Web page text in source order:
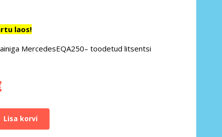
laos!
MercedesEQA250– toodetud litsentsi
Lisa korvi